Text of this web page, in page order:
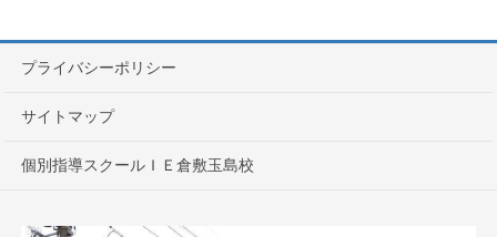
プライバシーポリシー
サイトマップ
個別指導スクールＩＥ倉敷玉島校